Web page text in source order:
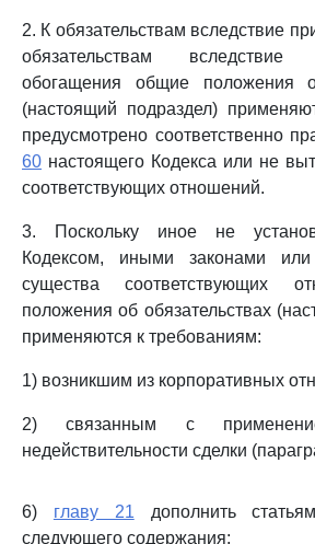
2. К обязательствам вследствие
обязательствам вследствие
обогащения общие положения
(настоящий подраздел)
предусмотрено соответственно
60 настоящего Кодекса или не
соответствующих отношений.
3. Поскольку иное не
Кодексом, иными законами
существа соответствующих
положения об обязательствах
применяются к требованиям:
1) возникшим из корпоративных
2) связанным с
недействительности сделки
6) главу 21 дополнить
следующего содержания: